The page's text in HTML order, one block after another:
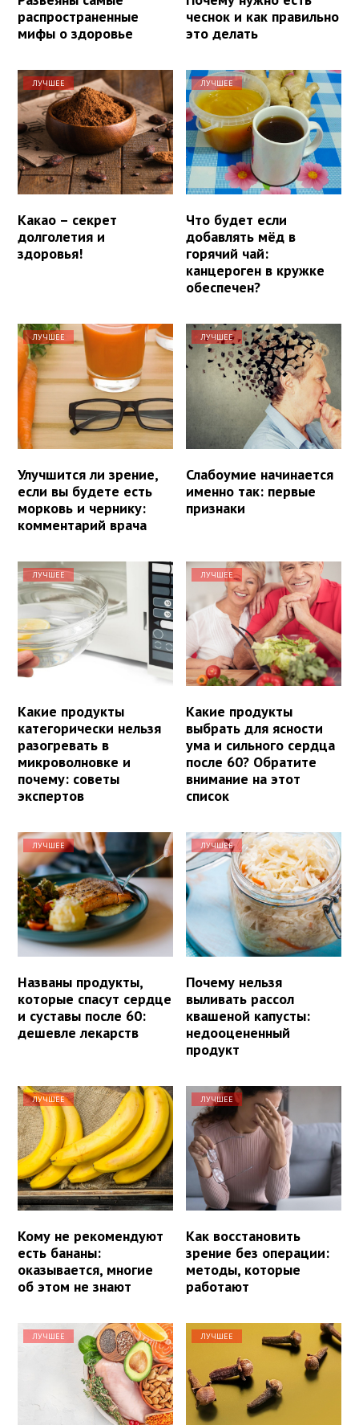
распространенные
мифы о здоровье
чеснок и как правильно
это делать
ЛУЧШЕЕ
Какао – секрет
долголетия и
здоровья!
ЛУЧШЕЕ
Что будет если
добавлять мёд в
горячий чай:
канцероген в кружке
обеспечен?
ЛУЧШЕЕ
Улучшится ли зрение,
если вы будете есть
морковь и чернику:
комментарий врача
ЛУЧШЕЕ
Слабоумие начинается
именно так: первые
признаки
ЛУЧШЕЕ
Какие продукты
категорически нельзя
разогревать в
микроволновке и
почему: советы
экспертов
ЛУЧШЕЕ
Какие продукты
выбрать для ясности
ума и сильного сердца
после 60? Обратите
внимание на этот
список
ЛУЧШЕЕ
Названы продукты,
которые спасут сердце
и суставы после 60:
дешевле лекарств
ЛУЧШЕЕ
Почему нельзя
выливать рассол
квашеной капусты:
недооцененный
продукт
ЛУЧШЕЕ
Кому не рекомендуют
есть бананы:
оказывается, многие
об этом не знают
ЛУЧШЕЕ
Как восстановить
зрение без операции:
методы, которые
работают
ЛУЧШЕЕ ЛУЧШЕЕ